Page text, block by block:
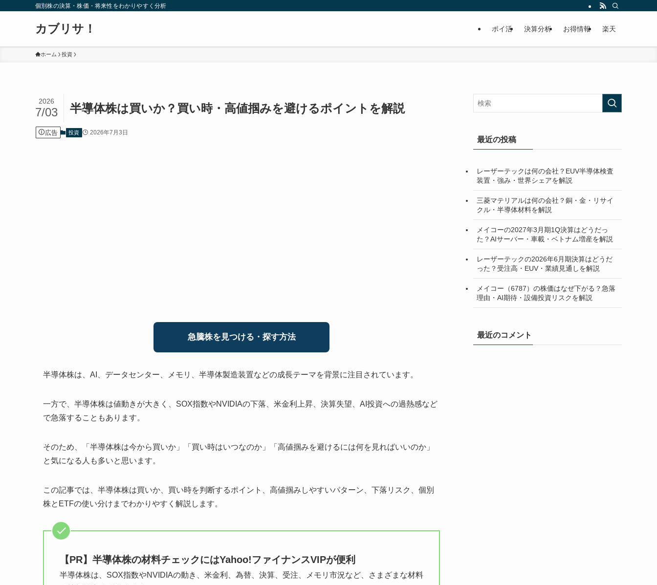
個別株の決算・株価・将来性をわかりやすく分析
カブリサ！ ポイ活 決算分析 お得情報 楽天
ホーム 投資
半導体株は買いか？買い時・高値掴みを避けるポイントを解説
2026
7/03
広告 投資 2026年7月3日
急騰株を見つける・探す方法
半導体株は、AI、データセンター、メモリ、半導体製造装置などの成長テーマを背景に注目されています。
一方で、半導体株は値動きが大きく、SOX指数やNVIDIAの下落、米金利上昇、決算失望、AI投資への過熱感など
で急落することもあります。
そのため、「半導体株は今から買いか」「買い時はいつなのか」「高値掴みを避けるには何を見ればいいのか」
と気になる人も多いと思います。
この記事では、半導体株は買いか、買い時を判断するポイント、高値掴みしやすいパターン、下落リスク、個別
株とETFの使い分けまでわかりやすく解説します。
【PR】半導体株の材料チェックにはYahoo!ファイナンスVIPが便利
半導体株は、SOX指数やNVIDIAの動き、米金利、為替、決算、受注、メモリ市況など、さまざまな材料
最近の投稿
レーザーテックは何の会社？EUV半導体検査
装置・強み・世界シェアを解説
三菱マテリアルは何の会社？銅・金・リサイ
クル・半導体材料を解説
メイコーの2027年3月期1Q決算はどうだっ
た？AIサーバー・車載・ベトナム増産を解説
レーザーテックの2026年6月期決算はどうだ
った？受注高・EUV・業績見通しを解説
メイコー（6787）の株価はなぜ下がる？急落
理由・AI期待・設備投資リスクを解説
最近のコメント